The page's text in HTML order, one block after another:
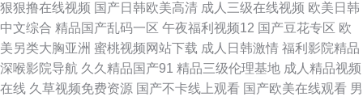
狠狠撸在线视频 国产日韩欧美高清 成人三级在线视频 欧美日韩
中文综合 精品国产乱码一区 午夜福利视频12 国产豆花专区 欧
美另类大胸亚洲 蜜桃视频网站下载 成人日韩激情 福利影院精品
深喉影院导航 久久精品国产91 精品三级伦理基地 成人精品视频
在线 久草视频免费资源 国产不卡线上观看 国产欧美在线观看 男